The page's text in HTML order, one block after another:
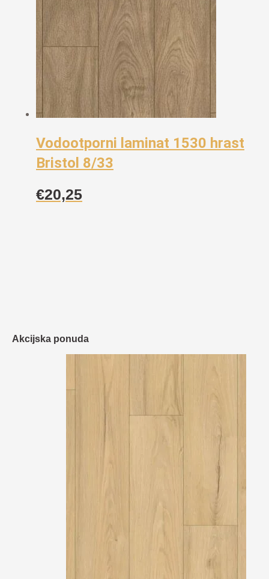
Vodootporni laminat 1530 hrast
Bristol 8/33
€20,25
Akcijska ponuda